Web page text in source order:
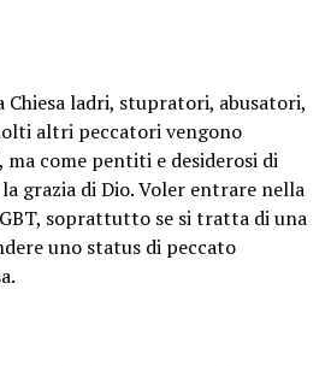
Chiesa ladri, stupratori, abusatori,
altri peccatori vengono
come pentiti e desiderosi di
grazia di Dio. Voler entrare nella
soprattutto se si tratta di una
uno status di peccato